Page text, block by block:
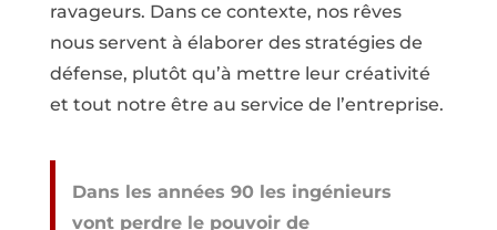
ravageurs. Dans ce contexte, nos rêves
nous servent à élaborer des stratégies de
défense, plutôt qu’à mettre leur créativité
et tout notre être au service de l’entreprise.
Dans les années 90 les ingénieurs
vont perdre le pouvoir de